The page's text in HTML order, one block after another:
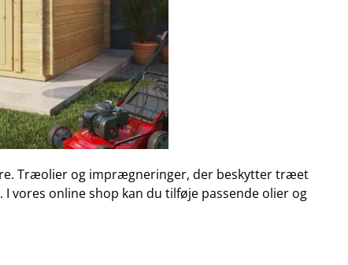
Træolier og imprægneringer, der beskytter træet
vores online shop kan du tilføje passende olier og